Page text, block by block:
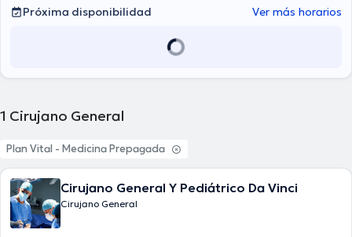
Próxima disponibilidad
Ver más horarios
1 Cirujano General
Plan Vital - Medicina Prepagada
Cirujano General Y Pediátrico Da Vinci
Cirujano General